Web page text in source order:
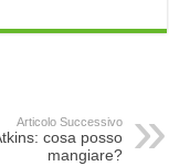
Articolo Successivo
cosa posso
mangiare?